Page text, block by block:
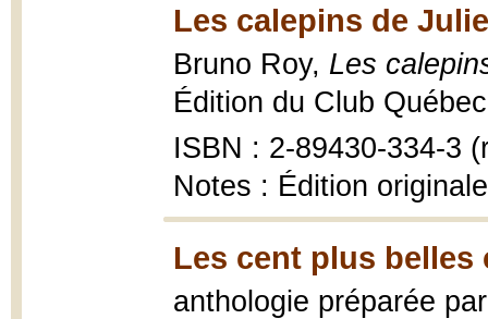
Les calepins de
Bruno Roy, Les
Édition du Club
ISBN : 2-89430-334-3
Notes : Édition
Les cent plus belles
anthologie préparée